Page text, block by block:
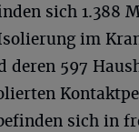
sich 1.388
im
deren 597
sich in